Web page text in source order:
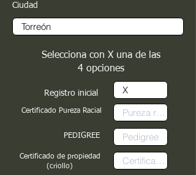
Ciudad
Registro inicial
Certificado Pureza Racial
PEDIGREE
Selecciona con X una de las
4 opciones
Certificado de propiedad
(criollo)